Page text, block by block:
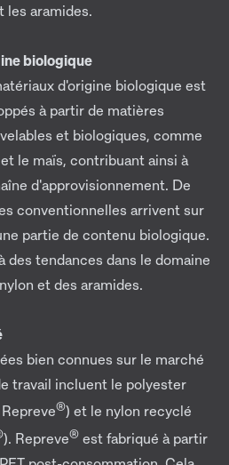
les aramides.
biologique
d'origine biologique est
à partir de matières
et biologiques, comme
le maïs, contribuant ainsi à
d'approvisionnement. De
conventionnelles arrivent sur
partie de contenu biologique.
des tendances dans le domaine
et des aramides.
bien connues sur le marché
travail incluent le polyester
®) et le nylon recyclé
). Repreve® est fabriqué à partir